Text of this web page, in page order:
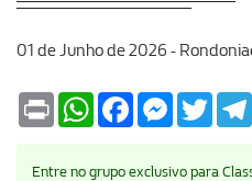
01 de Junho de 2026 -
Print WhatsAppFacebookMessenger
Entre no grupo exclusivo para